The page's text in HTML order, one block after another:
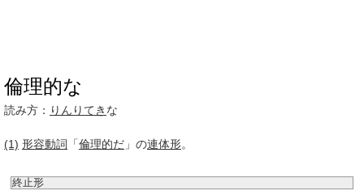
倫理的な
読み方： りんりてき な
(1) 形容動詞 「倫理的だ 」の連体形。
終止形